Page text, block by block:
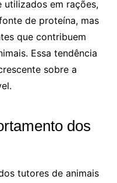
utilizados em rações,
de proteína, mas
que contribuem
Essa tendência
sobre a
dos
tutores de animais